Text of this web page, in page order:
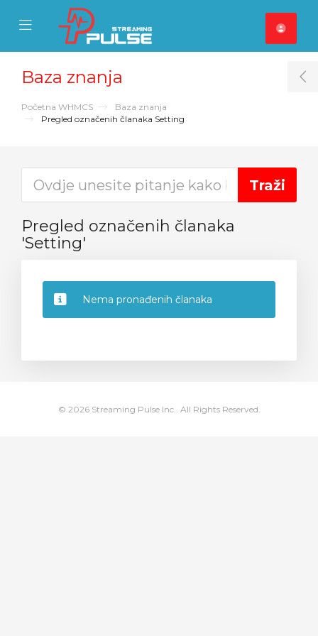
Mobile Menu
Mobile Menu
Baza znanja
Početna WHMCS
Baza znanja
Pregled označenih članaka Setting
Pregled označenih članaka
'Setting'
Nema pronađenih članaka
© 2026 Streaming Pulse Inc.. All Rights Reserved.